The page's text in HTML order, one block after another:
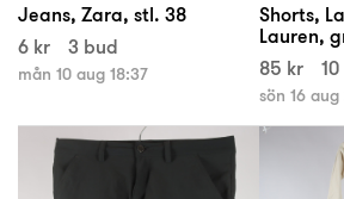
Jeans, Zara, stl. 38
6 kr
3 bud
mån 10 aug 18:37
Shorts,
Lauren,
85 kr
sön 16 aug